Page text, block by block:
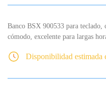
Banco BSX 900533 para teclado,
cómodo, excelente para largas
Disponibilidad estimada